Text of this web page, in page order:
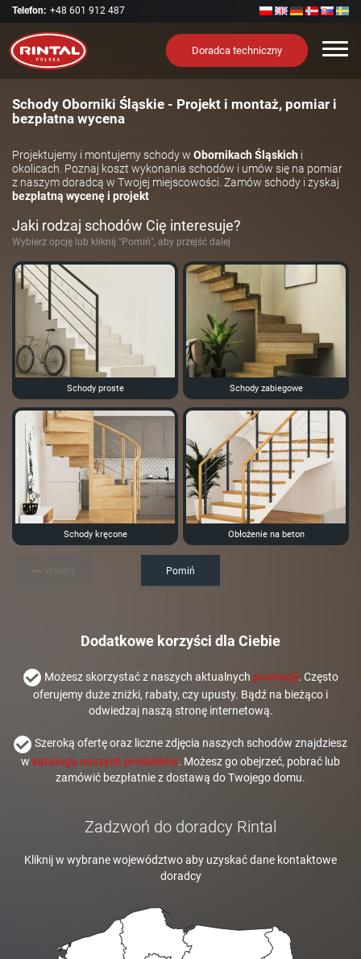
Telefon: +48 601 912 487
Doradca techniczny
Schody Oborniki Śląskie - Projekt i montaż, pomiar i
bezpłatna wycena
Projektujemy i montujemy schody w Obornikach Śląskich i
okolicach. Poznaj koszt wykonania schodów i umów się na pomiar
z naszym doradcą w Twojej miejscowości. Zamów schody i zyskaj
bezpłatną wycenę i projekt
Jaki rodzaj schodów Cię interesuje?
Wybierz opcję lub kliknij "Pomiń", aby przejść dalej
Schody proste Schody zabiegowe
Schody kręcone Obłożenie na beton
Pomiń
Dodatkowe korzyści dla Ciebie
Możesz skorzystać z naszych aktualnych promocji. Często
oferujemy duże zniżki, rabaty, czy upusty. Bądź na bieżąco i
odwiedzaj naszą stronę internetową.
Szeroką ofertę oraz liczne zdjęcia naszych schodów znajdziesz
w katalogu naszych produktów. Możesz go obejrzeć, pobrać lub
zamówić bezpłatnie z dostawą do Twojego domu.
Zadzwoń do doradcy Rintal
Kliknij w wybrane województwo aby uzyskać dane kontaktowe
doradcy